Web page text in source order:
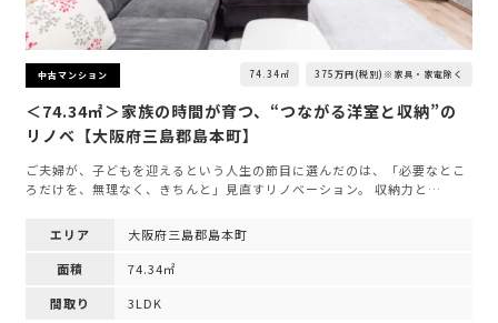
中古マンション 74.34㎡ 375万円(税別)※家具・家電除く
＜74.34㎡＞家族の時間が育つ、“つながる洋室と収納”の
リノベ【大阪府三島郡島本町】
ご夫婦が、子どもを迎えるという人生の節目に選んだのは、「必要なとこ
ろだけを、無理なく、きちんと」見直すリノベーション。 収納力と…
エリア
大阪府三島郡島本町
面積
74.34㎡
間取り
3LDK